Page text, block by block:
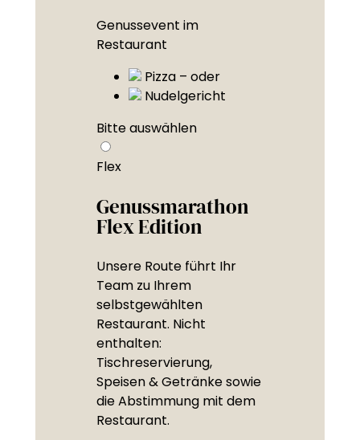
Genussevent im
Restaurant
Pizza – oder
Nudelgericht
Bitte auswählen
Flex
Genussmarathon
Flex Edition
Unsere Route führt Ihr
Team zu Ihrem
selbstgewählten
Restaurant. Nicht
enthalten:
Tischreservierung,
Speisen & Getränke sowie
die Abstimmung mit dem
Restaurant.